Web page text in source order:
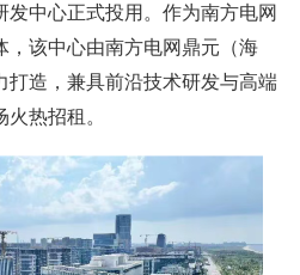
中心正式投用。作为南方电网
，该中心由南方电网鼎元（海
打造，兼具前沿技术研发与高端
热招租。